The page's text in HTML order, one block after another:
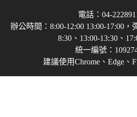
電話：04-
辦公時間：8:00-12:00 13:00-17:00
8:30、13:00-13:30、
統一編號：
建議使用Chrome、Edge、